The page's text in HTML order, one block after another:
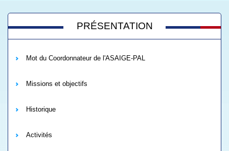
PRÉSENTATION
Mot du Coordonnateur de l'ASAIGE-PAL
Missions et objectifs
Historique
Activités